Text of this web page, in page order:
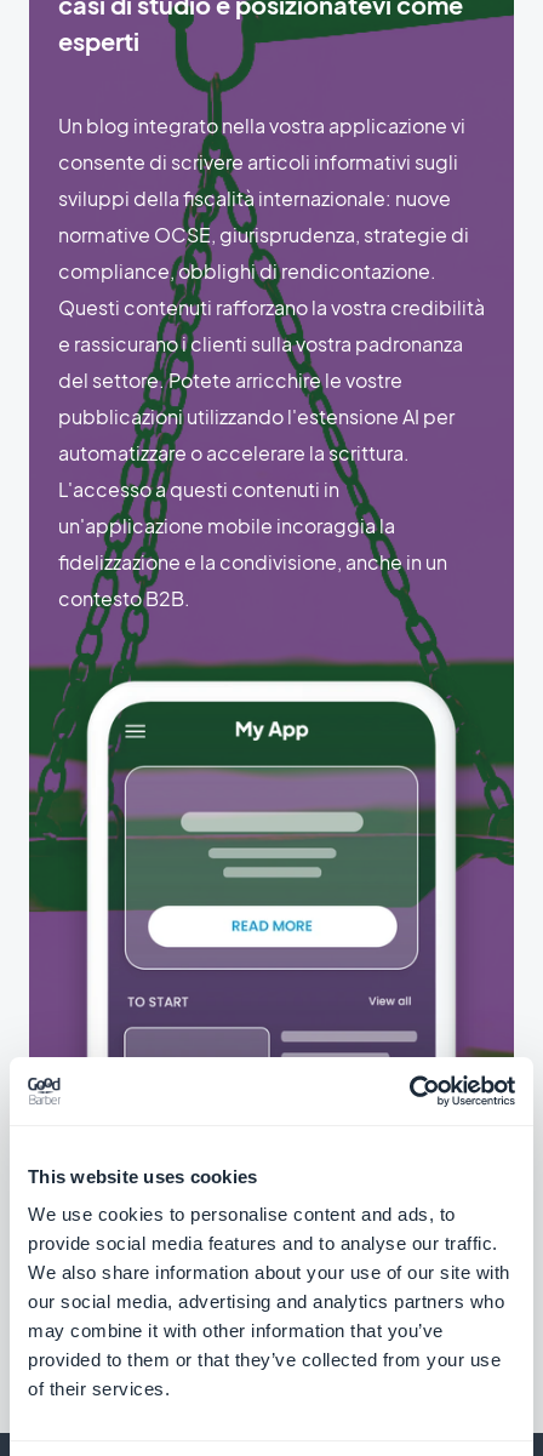
This website uses cookies
We use cookies to personalise content and ads, to
provide social media features and to analyse our traffic.
We also share information about your use of our site with
our social media, advertising and analytics partners who
may combine it with other information that you’ve
provided to them or that they’ve collected from your use
of their services.
esperti
Un blog integrato nella vostra applicazione vi
consente di scrivere articoli informativi sugli
sviluppi della fiscalità internazionale: nuove
normative OCSE, giurisprudenza, strategie di
compliance, obblighi di rendicontazione.
Questi contenuti rafforzano la vostra credibilità
e rassicurano i clienti sulla vostra padronanza
del settore. Potete arricchire le vostre
pubblicazioni utilizzando l'estensione AI per
automatizzare o accelerare la scrittura.
L'accesso a questi contenuti in
un'applicazione mobile incoraggia la
fidelizzazione e la condivisione, anche in un
contesto B2B.